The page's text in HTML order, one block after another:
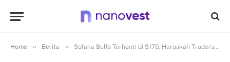
Home » Berita » Solana Bulls Terhenti di $170, Haruskah Traders Mengantisipasi Pergerakan Melewati $200?